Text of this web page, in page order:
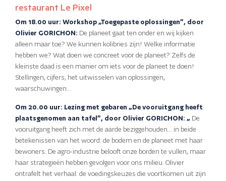
restaurant Le Pixel
Om 18.00 uur: Workshop „Toegepaste oplossingen”, door
Olivier GORICHON: De planeet gaat ten onder en wij kijken
alleen maar toe? We kunnen kolibries zijn! Welke informatie
hebben we? Wat doen we concreet voor de planeet? Zelfs de
kleinste daad is een manier om iets voor de planeet te doen!
Stellingen, cijfers, het uitwisselen van oplossingen,
waarschuwingen…
Om 20.00 uur: Lezing met gebaren „De vooruitgang heeft
plaatsgenomen aan tafel”, door Olivier GORICHON: „ De
vooruitgang heeft zich met de aarde beziggehouden… in beide
betekenissen van het woord: de bodem en de planeet met haar
bewoners. De agro-industrie belooft onze borden te vullen, maar
haar strategieën hebben gevolgen voor ons milieu. Olivier
ontrafelt het verhaal: de voedingskeuzes die voortkomen uit zijn